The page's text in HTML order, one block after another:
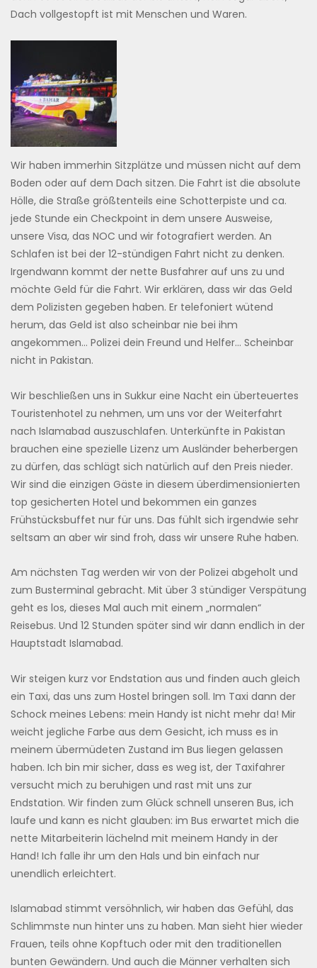
Dach vollgestopft ist mit Menschen und Waren.
Wir haben immerhin Sitzplätze und müssen nicht auf dem
Boden oder auf dem Dach sitzen. Die Fahrt ist die absolute
Hölle, die Straße größtenteils eine Schotterpiste und ca.
jede Stunde ein Checkpoint in dem unsere Ausweise,
unsere Visa, das NOC und wir fotografiert werden. An
Schlafen ist bei der 12-stündigen Fahrt nicht zu denken.
Irgendwann kommt der nette Busfahrer auf uns zu und
möchte Geld für die Fahrt. Wir erklären, dass wir das Geld
dem Polizisten gegeben haben. Er telefoniert wütend
herum, das Geld ist also scheinbar nie bei ihm
angekommen… Polizei dein Freund und Helfer… Scheinbar
nicht in Pakistan.
Wir beschließen uns in Sukkur eine Nacht ein überteuertes
Touristenhotel zu nehmen, um uns vor der Weiterfahrt
nach Islamabad auszuschlafen. Unterkünfte in Pakistan
brauchen eine spezielle Lizenz um Ausländer beherbergen
zu dürfen, das schlägt sich natürlich auf den Preis nieder.
Wir sind die einzigen Gäste in diesem überdimensionierten
top gesicherten Hotel und bekommen ein ganzes
Frühstücksbuffet nur für uns. Das fühlt sich irgendwie sehr
seltsam an aber wir sind froh, dass wir unsere Ruhe haben.
Am nächsten Tag werden wir von der Polizei abgeholt und
zum Busterminal gebracht. Mit über 3 stündiger Verspätung
geht es los, dieses Mal auch mit einem „normalen“
Reisebus. Und 12 Stunden später sind wir dann endlich in der
Hauptstadt Islamabad.
Wir steigen kurz vor Endstation aus und finden auch gleich
ein Taxi, das uns zum Hostel bringen soll. Im Taxi dann der
Schock meines Lebens: mein Handy ist nicht mehr da! Mir
weicht jegliche Farbe aus dem Gesicht, ich muss es in
meinem übermüdeten Zustand im Bus liegen gelassen
haben. Ich bin mir sicher, dass es weg ist, der Taxifahrer
versucht mich zu beruhigen und rast mit uns zur
Endstation. Wir finden zum Glück schnell unseren Bus, ich
laufe und kann es nicht glauben: im Bus erwartet mich die
nette Mitarbeiterin lächelnd mit meinem Handy in der
Hand! Ich falle ihr um den Hals und bin einfach nur
unendlich erleichtert.
Islamabad stimmt versöhnlich, wir haben das Gefühl, das
Schlimmste nun hinter uns zu haben. Man sieht hier wieder
Frauen, teils ohne Kopftuch oder mit den traditionellen
bunten Gewändern. Und auch die Männer verhalten sich